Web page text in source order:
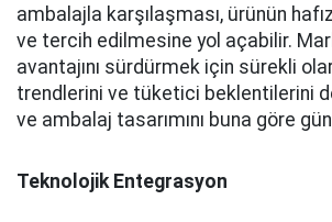
ambalajla karşılaşması, ürünün
ve tercih edilmesine yol açabilir.
avantajını sürdürmek için sürekli
trendlerini ve tüketici beklentilerini
ve ambalaj tasarımını buna göre
Teknolojik Entegrasyon